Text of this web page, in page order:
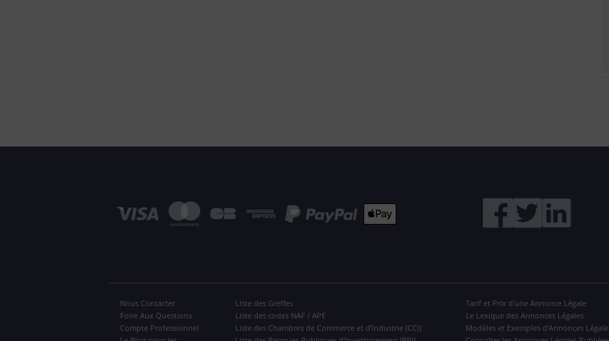
Nous Contacter
Foire Aux Questions
Compte Professionnel
Liste des Greffes
Liste des codes NAF / APE
Liste des Chambres de Commerce et d'Industrie (CCI)
Tarif et Prix d'une Annonce Légale
Le Lexique des Annonces Légales
Modèles et Exemples d'Annonces